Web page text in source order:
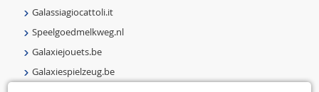
Galassiagiocattoli.it
Speelgoedmelkweg.nl
Galaxiejouets.be
Galaxiespielzeug.be